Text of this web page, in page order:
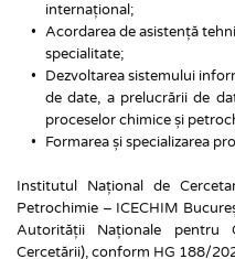
internațional;
Acordarea de asistență
specialitate;
Dezvoltarea sistemului
de date, a prelucrării de
proceselor chimice și
Formarea și specializarea
Institutul Național de
Petrochimie – ICECHIM
Autorității Naționale pentru
Cercetării), conform HG 188/